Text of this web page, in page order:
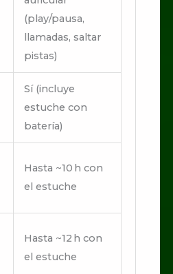
(play/pausa,
llamadas, saltar
pistas)
Sí (incluye
estuche con
batería)
Hasta ~10 h con
el estuche
Hasta ~12 h con
el estuche